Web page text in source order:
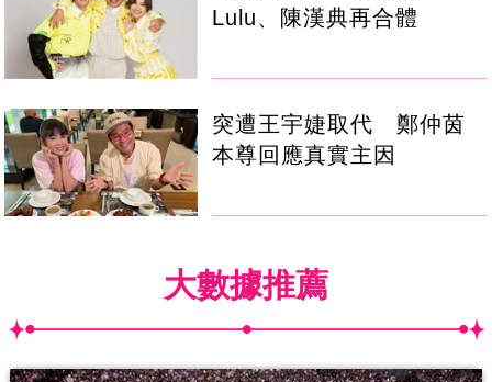
Lulu、陳漢典再合體
突遭王宇婕取代 鄭仲茵
本尊回應真實主因
大數據推薦